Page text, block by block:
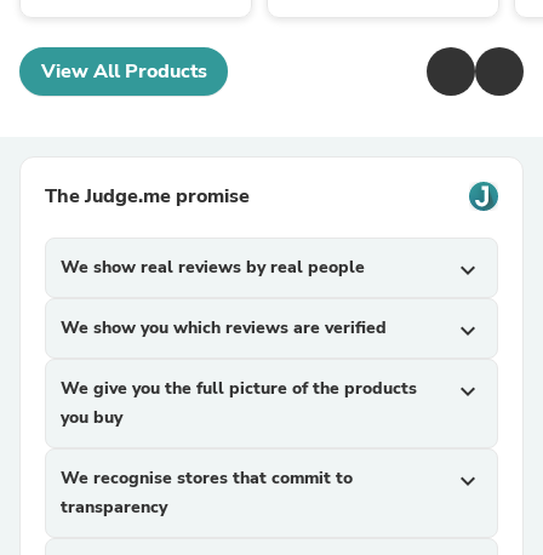
View All Products
The Judge.me promise
We show real reviews by real people expand_more
We show you which reviews are verified expand_more
We give you the full picture of the products
you buy
expand_more
We recognise stores that commit to
transparency
expand_more